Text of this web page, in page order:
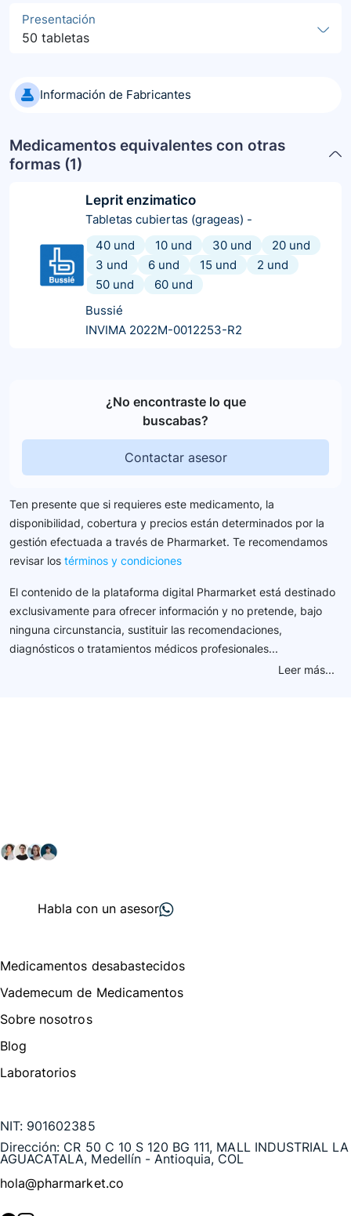
Presentación
50 tabletas
Información de Fabricantes
Medicamentos equivalentes con otras
formas (1)
Leprit enzimatico
Tabletas cubiertas (grageas) -
40 und
10 und 30 und
20 und
3 und
6 und 15 und
2 und
50 und
60 und
Bussié
INVIMA 2022M-0012253-R2
¿No encontraste lo que
buscabas?
Contactar asesor
Ten presente que si requieres este medicamento, la
disponibilidad, cobertura y precios están determinados por la
gestión efectuada a través de Pharmarket. Te recomendamos
revisar los términos y condiciones
El contenido de la plataforma digital Pharmarket está destinado
exclusivamente para ofrecer información y no pretende, bajo
ninguna circunstancia, sustituir las recomendaciones,
diagnósticos o tratamientos médicos profesionales...
Leer más...
Habla con un asesor
Medicamentos desabastecidos
Vademecum de Medicamentos
Sobre nosotros
Blog
Laboratorios
NIT: 901602385
Dirección: CR 50 C 10 S 120 BG 111, MALL INDUSTRIAL LA
AGUACATALA, Medellín - Antioquia, COL
hola@pharmarket.co